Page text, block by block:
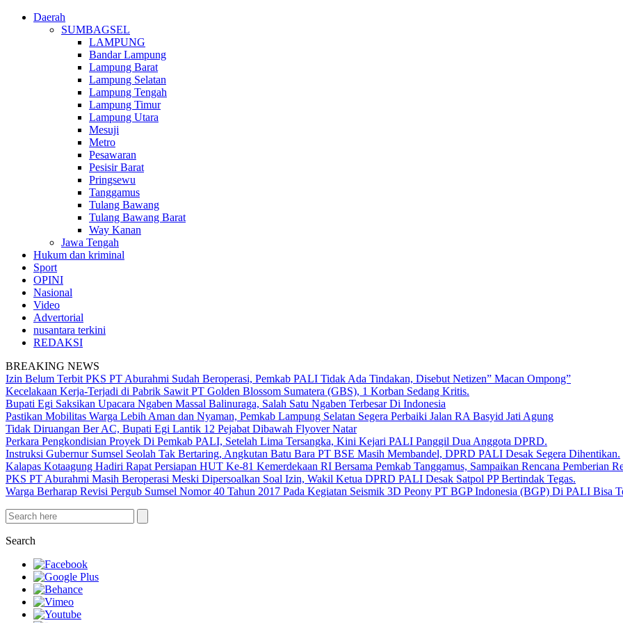
Daerah
SUMBAGSEL
LAMPUNG
Bandar Lampung
Lampung Barat
Lampung Selatan
Lampung Tengah
Lampung Timur
Lampung Utara
Mesuji
Metro
Pesawaran
Pesisir Barat
Pringsewu
Tanggamus
Tulang Bawang
Tulang Bawang Barat
Way Kanan
Jawa Tengah
Hukum dan kriminal
Sport
OPINI
Nasional
Video
Advertorial
nusantara terkini
REDAKSI
BREAKING NEWS
Izin Belum Terbit PKS PT Aburahmi Sudah Beroperasi, Pemkab PALI Tidak Ada Tindakan, Disebut Netizen” Macan Ompong”
Kecelakaan Kerja-Terjadi di Pabrik Sawit PT Golden Blossom Sumatera (GBS), 1 Korban Sedang Kritis.
Bupati Egi Saksikan Upacara Ngaben Massal Balinuraga, Salah Satu Ngaben Terbesar Di Indonesia
Pastikan Mobilitas Warga Lebih Aman dan Nyaman, Pemkab Lampung Selatan Segera Perbaiki Jalan RA Basyid Jati Agung
Tidak Diruangan Ber AC, Bupati Egi Lantik 12 Pejabat Dibawah Flyover Natar
Perkara Pengkondisian Proyek Di Pemkab PALI, Setelah Lima Tersangka, Kini Kejari PALI Panggil Dua Anggota DPRD.
Instruksi Gubernur Sumsel Seolah Tak Bertaring, Angkutan Batu Bara PT BSE Masih Membandel, DPRD PALI Desak Segera Dihentikan.
Kalapas Kotaagung Hadiri Rapat Persiapan HUT Ke-81 Kemerdekaan RI Bersama Pemkab Tanggamus, Sampaikan Rencana Pemberian
PKS PT Aburahmi Masih Beroperasi Meski Dipersoalkan Soal Izin, Wakil Ketua DPRD PALI Desak Satpol PP Bertindak Tegas.
Warga Berharap Revisi Pergub Sumsel Nomor 40 Tahun 2017 Pada Kegiatan Seismik 3D Peony PT BGP Indonesia (BGP) Di PALI Bisa
Search